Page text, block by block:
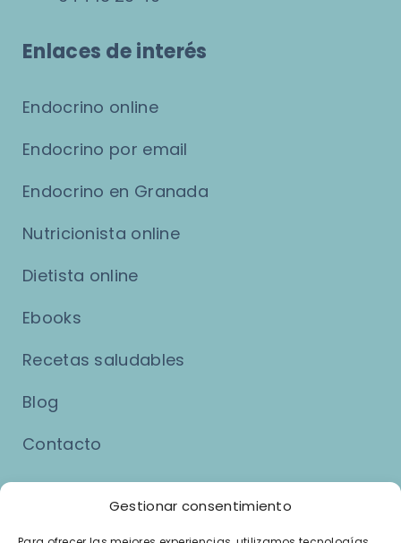
Gestionar consentimiento
Enlaces de interés
Endocrino online
Endocrino por email
Endocrino en Granada
Nutricionista online
Dietista online
Ebooks
Recetas saludables
Blog
Contacto
Asuntos Legales